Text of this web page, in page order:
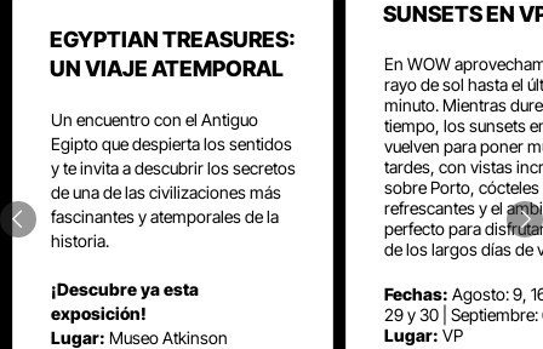
EGYPTIAN TREASURES:
UN VIAJE ATEMPORAL
Un encuentro con el Antiguo
Egipto que despierta los sentidos
y te invita a descubrir los secretos
de una de las civilizaciones más
fascinantes y atemporales de la
historia.
¡Descubre ya esta
exposición!
Lugar: Museo Atkinson
SUNSETS EN
En WOW
rayo de sol hasta el
minuto. Mientras
tiempo, los sunsets
vuelven para poner
tardes, con vistas
sobre Porto, cócteles
refrescantes y el
perfecto para
de los largos días de
Fechas: Agosto: 9,
29 y 30 |
Lugar: VP